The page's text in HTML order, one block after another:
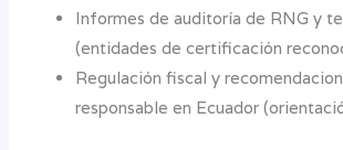
Informes de auditoría de RNG y
(entidades de certificación
Regulación fiscal y
responsable en Ecuador